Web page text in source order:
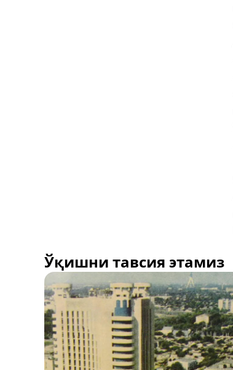
Ўқишни тавсия этамиз